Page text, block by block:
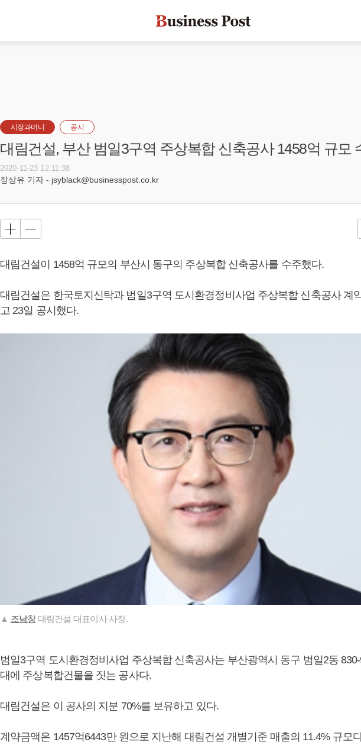
시장과머니 공시
대림건설, 부산 범일3구역 주상복합 신축공사 1458억 규모
2020-11-23 12:11:38
장상유 기자 - jsyblack@businesspost.co.kr
대림건설이 1458억 규모의 부산시 동구의 주상복합 신축공사를 수주했다.
대림건설은 한국토지신탁과 범일3구역 도시환경정비사업 주상복합 신축공사 계
고 23일 공시했다.
▲ 조남창대림건설 대표이사 사장.
범일3구역 도시환경정비사업 주상복합 신축공사는 부산광역시 동구 범일2동
대에 주상복합건물을 짓는 공사다.
대림건설은 이 공사의 지분 70%를 보유하고 있다.
계약금액은 1457억6443만 원으로 지난해 대림건설 개별기준 매출의 11.4% 규모